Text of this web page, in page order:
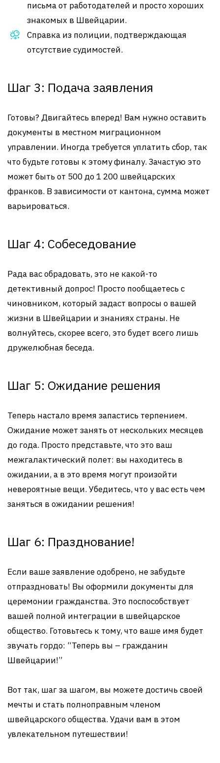
письма от работодателей и просто хороших
знакомых в Швейцарии.
Справка из полиции, подтверждающая
отсутствие судимостей.
Шаг 3: Подача заявления
Готовы? Двигайтесь вперед! Вам нужно оставить
документы в местном миграционном
управлении. Иногда требуется уплатить сбор, так
что будьте готовы к этому финалу. Зачастую это
может быть от 500 до 1 200 швейцарских
франков. В зависимости от кантона, сумма может
варьироваться.
Шаг 4: Собеседование
Рада вас обрадовать, это не какой-то
детективный допрос! Просто пообщаетесь с
чиновником, который задаст вопросы о вашей
жизни в Швейцарии и знаниях страны. Не
волнуйтесь, скорее всего, это будет всего лишь
дружелюбная беседа.
Шаг 5: Ожидание решения
Теперь настало время запастись терпением.
Ожидание может занять от нескольких месяцев
до года. Просто представьте, что это ваш
межгалактический полет: вы находитесь в
ожидании, а в это время могут произойти
невероятные вещи. Убедитесь, что у вас есть чем
заняться в ожидании решения!
Шаг 6: Празднование!
Если ваше заявление одобрено, не забудьте
отпраздновать! Вы оформили документы для
церемонии гражданства. Это поспособствует
вашей полной интеграции в швейцарское
общество. Готовьтесь к тому, что ваше имя будет
звучать гордо: “Теперь вы – гражданин
Швейцарии!”
Вот так, шаг за шагом, вы можете достичь своей
мечты и стать полноправным членом
швейцарского общества. Удачи вам в этом
увлекательном путешествии!